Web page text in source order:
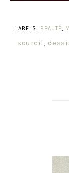
LABELS:
BEAUTÉ,
sourcil ,